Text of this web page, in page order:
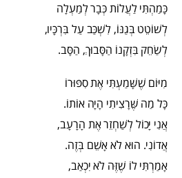
כָּמַהְתִּי לַעֲלוֹת כְּבָר לְמַעְלָה
לְשׁוֹטֵט בְּגַנּוֹ, לִשְׁכַּב עַל בִּרְכָּיו,
לְשַׂחֵק בִּזְקָנוֹ הַסָּבוּךְ, הַסָּב.
מִיּוֹם שֶׁשָּׁמַעְתִּי אֶת סִפּוּרוֹ
כָּל מַה שֶּׁרָצִיתִי הָיָה אוֹתוֹ.
אֲנִי יָכוֹל לְשַׁחְזֵר אֶת הָרָעָב,
אֲדוֹנִי. הוּא לֹא אָשֵׁם בְּזֶה.
אָמַרְתִּי לוֹ שֶׁזֶּה לֹא יִכְאַב,